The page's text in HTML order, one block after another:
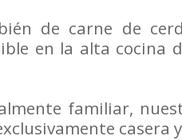
de carne de
en la alta cocina
familiar,
casera